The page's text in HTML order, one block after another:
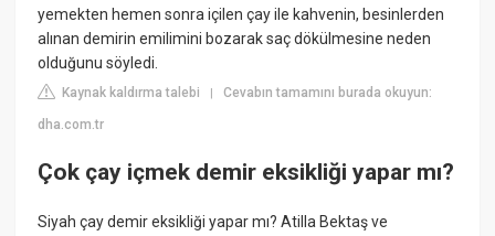
yemekten hemen sonra içilen çay ile kahvenin, besinlerden
alınan demirin emilimini bozarak saç dökülmesine neden
olduğunu söyledi.
Kaynak kaldırma talebi |Cevabın tamamını burada okuyun:
dha.com.tr
Çok çay içmek demir eksikliği yapar mı?
Siyah çay demir eksikliği yapar mı? Atilla Bektaş ve